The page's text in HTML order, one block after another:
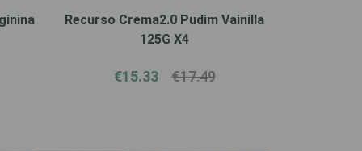
Recurso Crema2.0 Pudim Vainilla
125G X4
€15.33 €17.49